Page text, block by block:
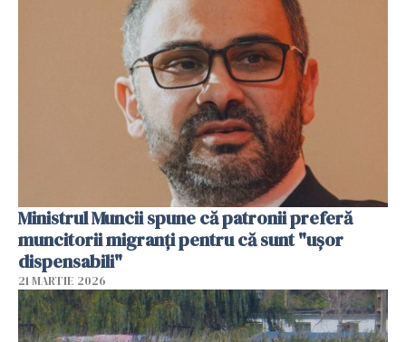
Ministrul Muncii spune că patronii preferă
muncitorii migranți pentru că sunt "uşor
dispensabili"
21 MARTIE 2026